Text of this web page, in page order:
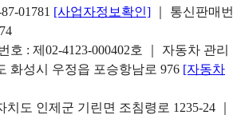
01781 [사업자정보확인]
｜ 통신판매번
호 : 제02-4123-000402호 ｜ 자동차 관리
화성시 우정읍 포승항남로 976 [자동차
도 인제군 기린면 조침령로 1235-24 ｜